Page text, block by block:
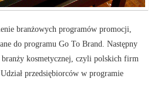
branżowych programów promocji,
do programu Go To Brand. Następny
kosmetycznej, czyli polskich firm
przedsiębiorców w programie